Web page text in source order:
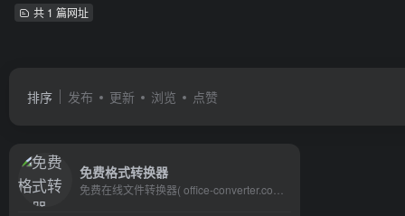
共 1 篇网址
排序 发布 更新 浏览 点赞
免费格式转换器